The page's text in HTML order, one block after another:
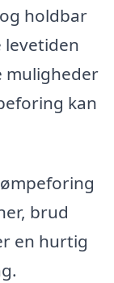
holdbar
muligheder
kan
brud
en hurtig